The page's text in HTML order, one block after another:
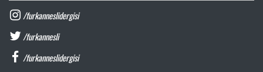
/furkanneslidergisi
/furkannesli
/furkanneslidergisi